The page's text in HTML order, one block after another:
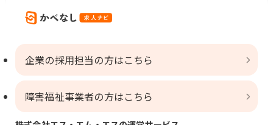
企業の採用担当の方はこちら
障害福祉事業者の方はこちら